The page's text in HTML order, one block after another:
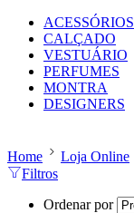
ACESSÓRIOS
CALÇADO
VESTUÁRIO
PERFUMES
MONTRA
DESIGNERS
Home Loja Online
Filtros
Ordenar por